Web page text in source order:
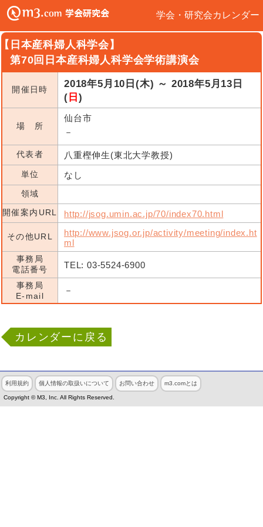
学会・研究会カレンダー
日本産科婦人科学会】
第70回日本産科婦人科学会学術講演会
開催日時
2018年5月10日(木) ～ 2018年5月13日
( 日 )
場 所
仙台市
－
代表者 八重樫伸生(東北大学教授)
単位 なし
領域
開催案内URL
http://jsog.umin.ac.jp/70/index70.html
その他URL
http://www.jsog.or.jp/activity/meeting/index.ht
ml
事務局
電話番号
TEL: 03-5524-6900
事務局
E-mail
－
カレンダーに戻る
利用規約 個人情報の取扱いについて お問い合わせ m3.comとは
Copyright © M3, Inc. All Rights Reserved.